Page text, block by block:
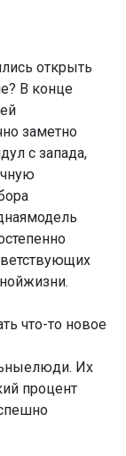
открыть
В конце
заметно
с запада,
что-то новое
Их
процент